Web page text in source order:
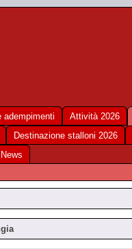
adempimenti Attività 2026
Destinazione stalloni 2026
News